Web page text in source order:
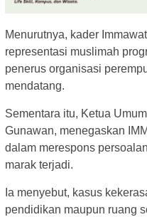
Menurutnya, kader
representasi muslimah
penerus organisasi
mendatang.
Sementara itu, Ketua
Gunawan, menegaskan
dalam merespons
marak terjadi.
Ia menyebut, kasus
pendidikan maupun ruang